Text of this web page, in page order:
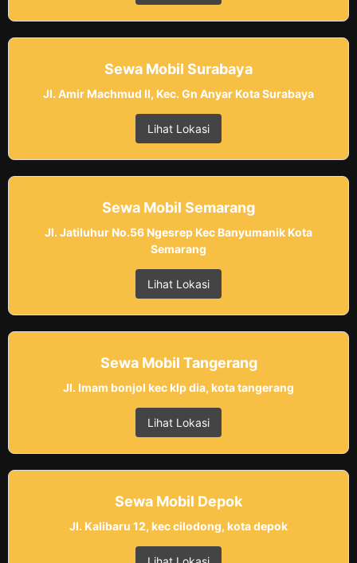
Sewa Mobil Surabaya
Jl. Amir Machmud II, Kec. Gn Anyar Kota Surabaya
Lihat Lokasi
Sewa Mobil Semarang
Jl. Jatiluhur No.56 Ngesrep Kec Banyumanik Kota
Semarang
Lihat Lokasi
Sewa Mobil Tangerang
Jl. Imam bonjol kec klp dia, kota tangerang
Lihat Lokasi
Sewa Mobil Depok
Jl. Kalibaru 12, kec cilodong, kota depok